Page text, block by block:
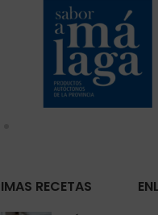
RECETAS